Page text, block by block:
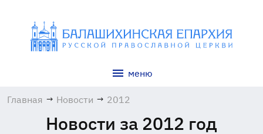
меню
Главная → Новости → 2012
Новости за 2012 год